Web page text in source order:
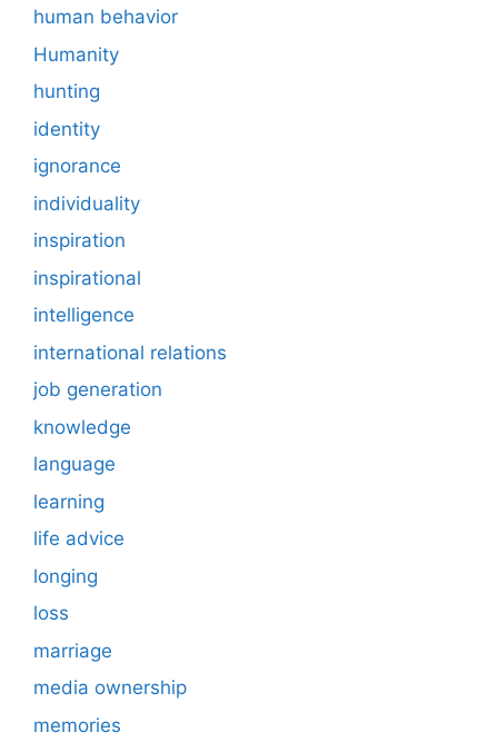
human behavior
Humanity
hunting
identity
ignorance
individuality
inspiration
inspirational
intelligence
international relations
job generation
knowledge
language
learning
life advice
longing
loss
marriage
media ownership
memories